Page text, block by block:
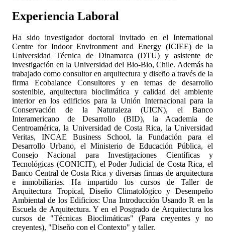
Experiencia Laboral
Ha sido investigador doctoral invitado en el International
Centre for Indoor Environment and Energy (ICIEE) de la
Universidad Técnica de Dinamarca (DTU) y asistente de
investigación en la Universidad del Bio-Bio, Chile. Además ha
trabajado como consultor en arquitectura y diseño a través de la
firma Ecobalance Consultores y en temas de desarrollo
sostenible, arquitectura bioclimática y calidad del ambiente
interior en los edificios para la Unión Internacional para la
Conservación de la Naturaleza (UICN), el Banco
Interamericano de Desarrollo (BID), la Academia de
Centroamérica, la Universidad de Costa Rica, la Universidad
Veritas, INCAE Business School, la Fundación para el
Desarrollo Urbano, el Ministerio de Educación Pública, el
Consejo Nacional para Investigaciones Científicas y
Tecnológicas (CONICIT), el Poder Judicial de Costa Rica, el
Banco Central de Costa Rica y diversas firmas de arquitectura
e inmobiliarias. Ha impartido los cursos de Taller de
Arquitectura Tropical, Diseño Climatológico y Desempeño
Ambiental de los Edificios: Una Introducción Usando R en la
Escuela de Arquitectura. Y en el Posgrado de Arquitectura los
cursos de "Técnicas Bioclimáticas" (Para creyentes y no
creyentes), "Diseño con el Contexto" y taller.